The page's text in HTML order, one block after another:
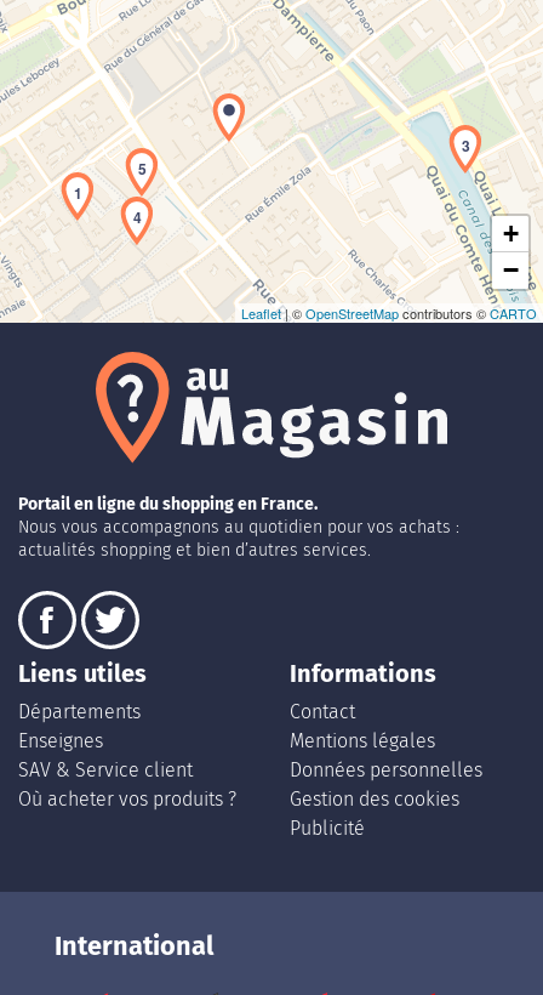
Chargement de la carte en cours...
1
3
4
5
+
−
Leaflet| ©OpenStreetMapcontributors ©CARTO
Portail en ligne du shopping en France.
Nous vous accompagnons au quotidien pour vos achats :
actualités shopping et bien d’autres services.
Liens utiles
Départements
Enseignes
SAV & Service client
Où acheter vos produits ?
Informations
Contact
Mentions légales
Données personnelles
Gestion des cookies
Publicité
International